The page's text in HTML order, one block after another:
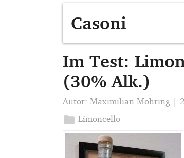
Casoni
Im Test:
(30% Alk.)
Autor: Maximilian Möhring |
folder Limoncello